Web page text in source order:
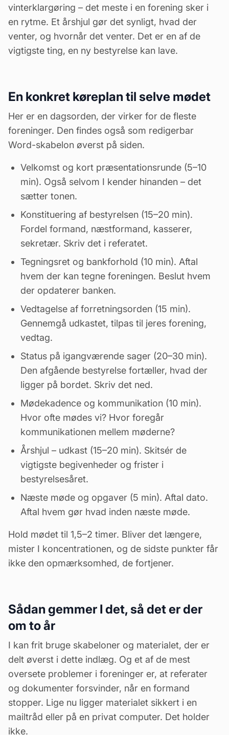
vinterklargøring – det meste i en forening sker i
en rytme. Et årshjul gør det synligt, hvad der
venter, og hvornår det venter. Det er en af de
vigtigste ting, en ny bestyrelse kan lave.
En konkret køreplan til selve mødet
Her er en dagsorden, der virker for de fleste
foreninger. Den findes også som redigerbar
Word-skabelon øverst på siden.
Velkomst og kort præsentationsrunde (5–10
min). Også selvom I kender hinanden – det
sætter tonen.
Konstituering af bestyrelsen (15–20 min).
Fordel formand, næstformand, kasserer,
sekretær. Skriv det i referatet.
Tegningsret og bankforhold (10 min). Aftal
hvem der kan tegne foreningen. Beslut hvem
der opdaterer banken.
Vedtagelse af forretningsorden (15 min).
Gennemgå udkastet, tilpas til jeres forening,
vedtag.
Status på igangværende sager (20–30 min).
Den afgående bestyrelse fortæller, hvad der
ligger på bordet. Skriv det ned.
Mødekadence og kommunikation (10 min).
Hvor ofte mødes vi? Hvor foregår
kommunikationen mellem møderne?
Årshjul – udkast (15–20 min). Skitsér de
vigtigste begivenheder og frister i
bestyrelsesåret.
Næste møde og opgaver (5 min). Aftal dato.
Aftal hvem gør hvad inden næste møde.
Hold mødet til 1,5–2 timer. Bliver det længere,
mister I koncentrationen, og de sidste punkter får
ikke den opmærksomhed, de fortjener.
Sådan gemmer I det, så det er der
om to år
I kan frit bruge skabeloner og materialet, der er
delt øverst i dette indlæg. Og et af de mest
oversete problemer i foreninger er, at referater
og dokumenter forsvinder, når en formand
stopper. Lige nu ligger materialet sikkert i en
mailtråd eller på en privat computer. Det holder
ikke.